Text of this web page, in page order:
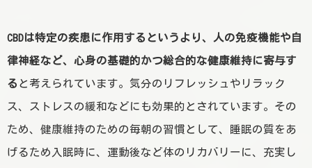
CBDは特定の疾患に作用するというより、人の免疫機能や自
律神経など、心身の基礎的かつ総合的な健康維持に寄与す
る と考えられています。気分のリフレッシュやリラック
ス、ストレスの緩和などにも効果的とされています。その
ため、健康維持のための毎朝の習慣として、睡眠の質をあ
げるため入眠時に、運動後など体のリカバリーに、充実し